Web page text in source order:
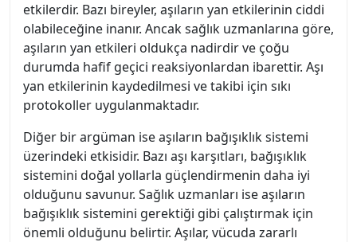
etkilerdir. Bazı bireyler, aşıların yan etkilerinin ciddi
olabileceğine inanır. Ancak sağlık uzmanlarına göre,
aşıların yan etkileri oldukça nadirdir ve çoğu
durumda hafif geçici reaksiyonlardan ibarettir. Aşı
yan etkilerinin kaydedilmesi ve takibi için sıkı
protokoller uygulanmaktadır.
Diğer bir argüman ise aşıların bağışıklık sistemi
üzerindeki etkisidir. Bazı aşı karşıtları, bağışıklık
sistemini doğal yollarla güçlendirmenin daha iyi
olduğunu savunur. Sağlık uzmanları ise aşıların
bağışıklık sistemini gerektiği gibi çalıştırmak için
önemli olduğunu belirtir. Aşılar, vücuda zararlı